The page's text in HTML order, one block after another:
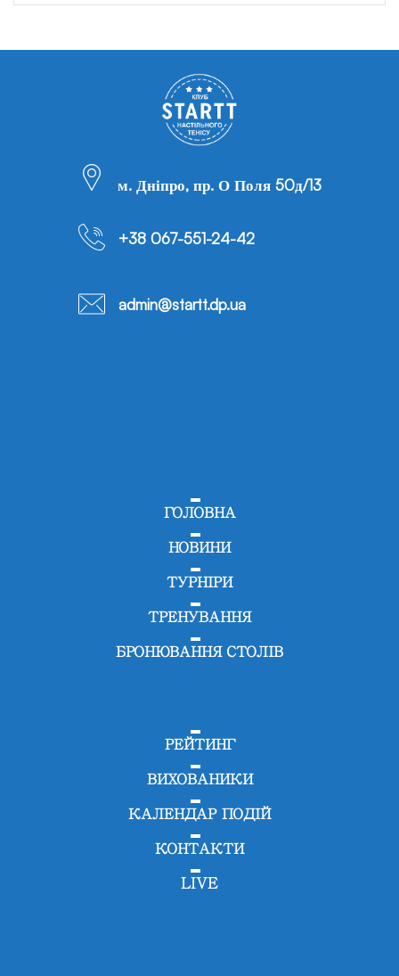
м. Дніпро, пр. О Поля 50д/13
+38 067-551-24-42
admin@startt.dp.ua
ГОЛОВНА
НОВИНИ
ТУРНІРИ
ТРЕНУВАННЯ
БРОНЮВАННЯ СТОЛІВ
РЕЙТИНГ
ВИХОВАНИКИ
КАЛЕНДАР ПОДІЙ
КОНТАКТИ
LIVE